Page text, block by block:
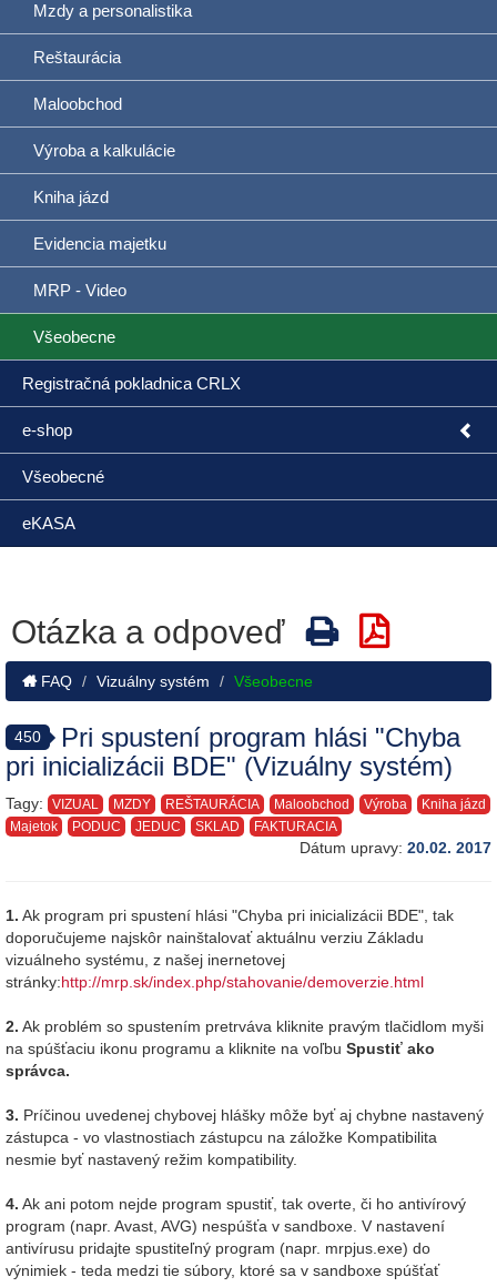
Mzdy a personalistika
Reštaurácia
Maloobchod
Výroba a kalkulácie
Kniha jázd
Evidencia majetku
MRP - Video
Všeobecne
Registračná pokladnica CRLX
e-shop
Všeobecné
eKASA
Otázka a odpoveď
FAQ Vizuálny systém Všeobecne
450
Pri spustení program hlási "Chyba
pri inicializácii BDE" (Vizuálny systém)
Tagy: VIZUAL MZDY REŠTAURÁCIA Maloobchod Výroba
Kniha jázd
Majetok
PODUC JEDUC SKLAD FAKTURACIA
Dátum upravy: 20.02. 2017
1. Ak program pri spustení hlási "Chyba pri inicializácii BDE", tak
doporučujeme najskôr nainštalovať aktuálnu verziu Základu
vizuálneho systému, z našej inernetovej
stránky:http://mrp.sk/index.php/stahovanie/demoverzie.html
2. Ak problém so spustením pretrváva kliknite pravým tlačidlom myši
na spúšťaciu ikonu programu a kliknite na voľbu Spustiť ako
správca.
3. Príčinou uvedenej chybovej hlášky môže byť aj chybne nastavený
zástupca - vo vlastnostiach zástupcu na záložke Kompatibilita
nesmie byť nastavený režim kompatibility.
4. Ak ani potom nejde program spustiť, tak overte, či ho antivírový
program (napr. Avast, AVG) nespúšťa v sandboxe. V nastavení
antivírusu pridajte spustiteľný program (napr. mrpjus.exe) do
výnimiek - teda medzi tie súbory, ktoré sa v sandboxe spúšťať